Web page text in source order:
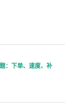
：下单、速度、补